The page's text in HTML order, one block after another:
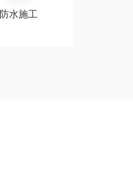
防水施工